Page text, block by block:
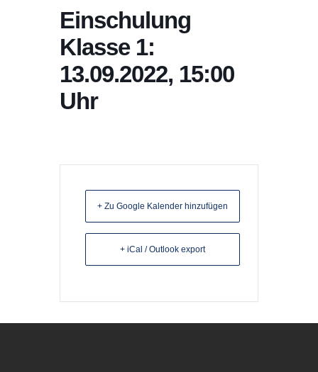
Einschulung
Klasse 1:
13.09.2022, 15:00
Uhr
+ Zu Google Kalender hinzufügen
+ iCal / Outlook export